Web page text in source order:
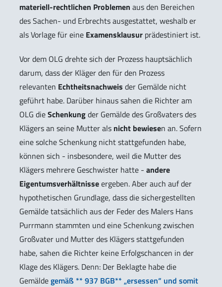
materiell-rechtlichen Problemen aus den Bereichen
des Sachen- und Erbrechts ausgestattet, weshalb er
als Vorlage für eine Examensklausur prädestiniert ist.
Vor dem OLG drehte sich der Prozess hauptsächlich
darum, dass der Kläger den für den Prozess
relevanten Echtheitsnachweis der Gemälde nicht
geführt habe. Darüber hinaus sahen die Richter am
OLG dieSchenkungder Gemälde des Großvaters des
Klägers an seine Mutter als nicht bewiesen an. Sofern
eine solche Schenkung nicht stattgefunden habe,
können sich - insbesondere, weil die Mutter des
Klägers mehrere Geschwister hatte - andere
Eigentumsverhältnisseergeben. Aber auch auf der
hypothetischen Grundlage, dass die sichergestellten
Gemälde tatsächlich aus der Feder des Malers Hans
Purrmann stammten und eine Schenkung zwischen
Großvater und Mutter des Klägers stattgefunden
habe, sahen die Richter keine Erfolgschancen in der
Klage des Klägers. Denn: Der Beklagte habe die
Gemäldegemäß ** 937 BGB** „ersessen“ und somit